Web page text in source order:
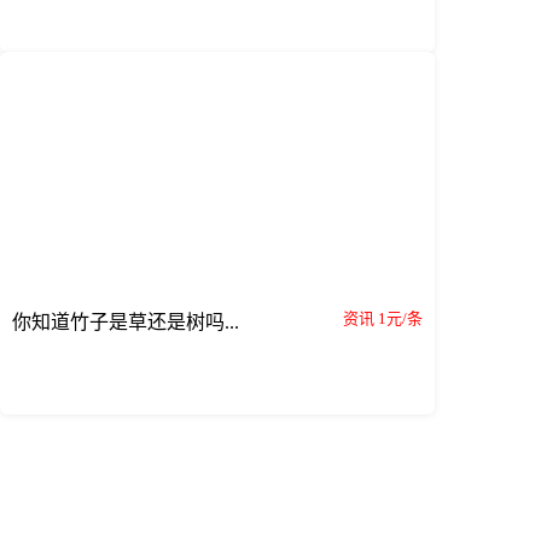
你知道竹子是草还是树吗... 资讯 1元/条